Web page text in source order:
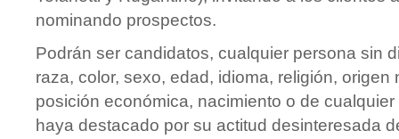
nominando prospectos.
Podrán ser candidatos, cualquier persona sin
raza, color, sexo, edad, idioma, religión, origen
posición económica, nacimiento o de
haya destacado por su actitud desinteresada